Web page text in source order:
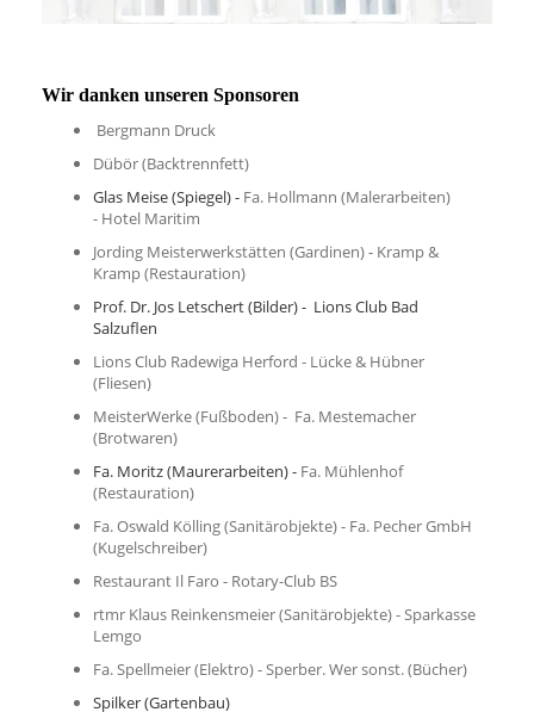
Wir danken unseren Sponsoren
Bergmann Druck
Dübör (Backtrennfett)
Glas Meise (Spiegel) - Fa. Hollmann (Malerarbeiten)
- Hotel Maritim
Jording Meisterwerkstätten (Gardinen) - Kramp &
Kramp (Restauration)
Prof. Dr. Jos Letschert (Bilder) - Lions Club Bad
Salzuflen
Lions Club Radewiga Herford - Lücke & Hübner
(Fliesen)
MeisterWerke (Fußboden) - Fa. Mestemacher
(Brotwaren)
Fa. Moritz (Maurerarbeiten) - Fa. Mühlenhof
(Restauration)
Fa. Oswald Kölling (Sanitärobjekte) - Fa. Pecher GmbH
(Kugelschreiber)
Restaurant Il Faro - Rotary-Club BS
rtmr Klaus Reinkensmeier (Sanitärobjekte) - Sparkasse
Lemgo
Fa. Spellmeier (Elektro) - Sperber. Wer sonst. (Bücher)
Spilker (Gartenbau)